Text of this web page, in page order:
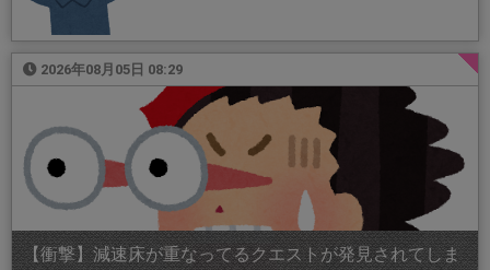
2026年08月05日 08:29
【衝撃】減速床が重なってるクエストが発見されてしま